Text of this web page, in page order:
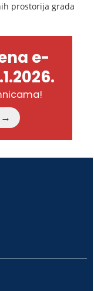
prostorija grada
e-
Pročitajte više →